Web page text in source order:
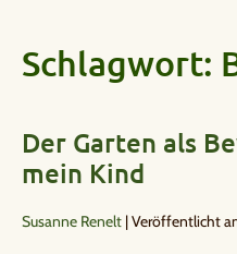
Schlagwort:
Der Garten als
mein Kind
Susanne Renelt |Veröffentlicht